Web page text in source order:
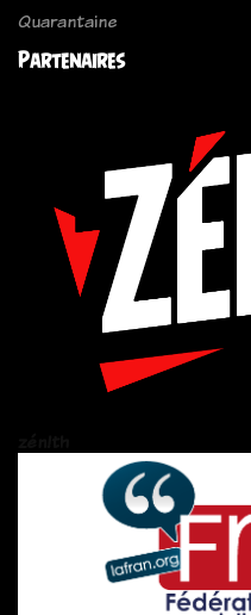
Quarantaine
Partenaires